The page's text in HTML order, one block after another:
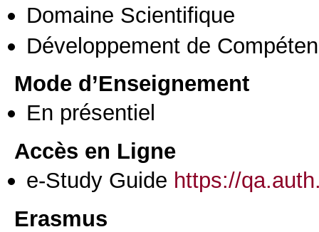
Domaine Scientifique
Développement de
Mode d’Enseignement
En présentiel
Accès en Ligne
e-Study Guide https://
Erasmus